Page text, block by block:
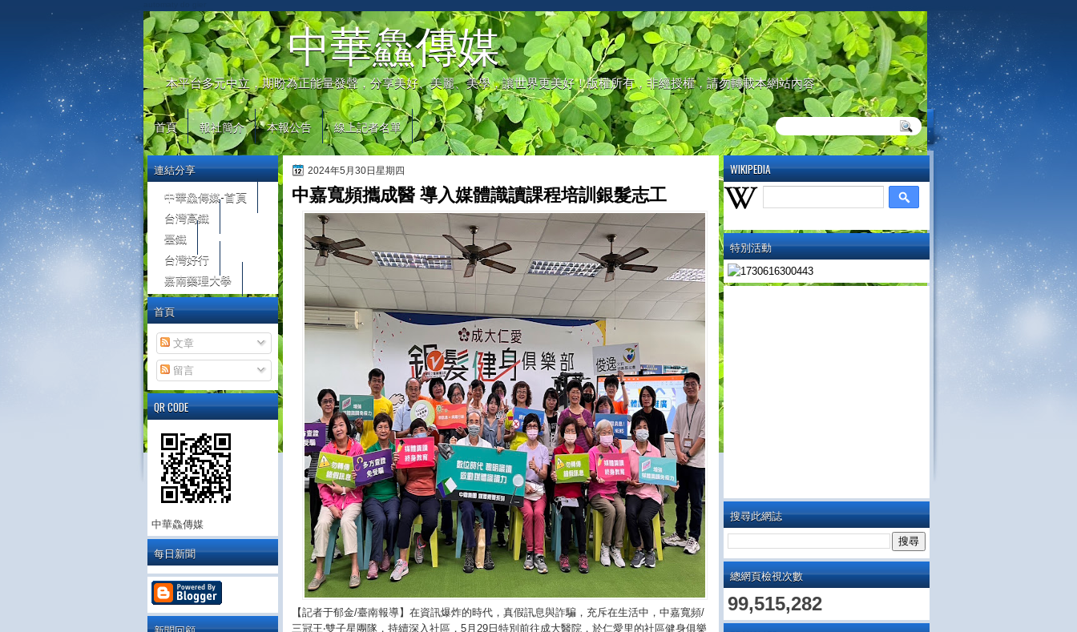
中華鱻傳媒
本平台多元中立，期盼為正能量發聲，分享美好、美麗、美學，讓世界更美好！版權所有，非經授權，請勿轉載本網站內容
首頁 報社簡介 本報公告 線上記者名單
WIKIPEDIA
特別活動
搜尋此網誌
總網頁檢視次數
99,515,282
2024年5月30日星期四
中嘉寬頻攜成醫 導入媒體識讀課程培訓銀髮志工
【記者于郁金/臺南報導】在資訊爆炸的時代，真假訊息與詐騙，充斥在生活中，中嘉寬頻/
三冠王‧雙子星團隊，持續深入社區，5月29日特別前往成大醫院，於仁愛里的社區健身俱樂
連結分享
中華鱻傳媒-首頁
台灣高鐵
臺鐵
台灣好行
嘉南藥理大學
首頁
文章
留言
QR CODE
中華鱻傳媒
每日新聞